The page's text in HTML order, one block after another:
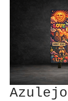
Azulejo